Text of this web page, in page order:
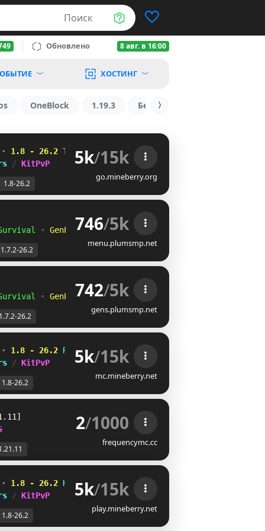
Поиск
Обновлено 8 авг. в 16:00
ХОСТИНГ
OneBlock 1.19.3 БедВарс
⋆ 1.8 - 26.2 H_STGIV QIW^M^L
/ KitPvP 5k/15k
go.mineberry.org
1.8-26.2
• GenPVP746/5k
menu.plumsmp.net
1.7.2-26.2
• GenPVP742/5k
gens.plumsmp.net
1.7.2-26.2
⋆ 1.8 - 26.2 NMLECCN YK]Y[OM
/ KitPvP 5k/15k
mc.mineberry.net
1.8-26.2
2/1000
frequencymc.cc
⋆ 1.8 - 26.2 \EADEIX EZRMM]]
/ KitPvP 5k/15k
play.mineberry.net
1.8-26.2